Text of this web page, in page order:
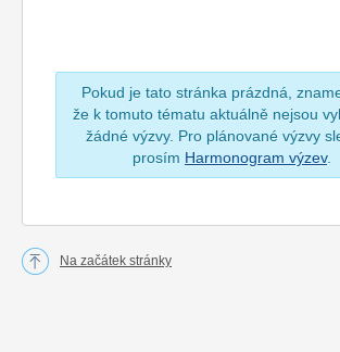
Pokud je tato stránka prázdná,
že k tomuto tématu aktuálně nejsou
žádné výzvy. Pro plánované výzvy
prosím Harmonogram výzev.
Na začátek stránky